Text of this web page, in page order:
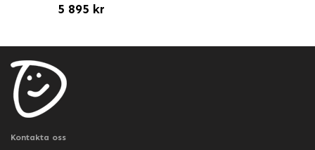
5 895 kr
Kontakta oss